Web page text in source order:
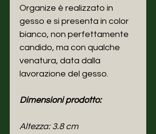
Organize è realizzato in
gesso e si presenta in color
bianco, non perfettamente
candido, ma con qualche
venatura, data dalla
lavorazione del gesso.
Dimensioni prodotto:
Altezza: 3.8 cm